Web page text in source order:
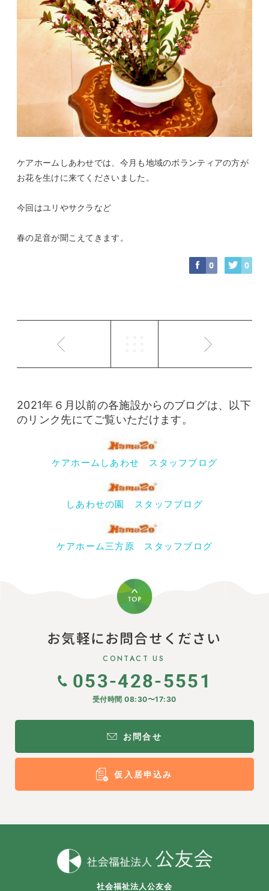
ケアホームしあわせでは、今月も地域のボランティアの方が
お花を生けに来てくださいました。
今回はユリやサクラなど
春の足音が聞こえてきます。
0 0
2021年６月以前の各施設からのブログは、以下
のリンク先にてご覧いただけます。
ケアホームしあわせ スタッフブログ
しあわせの園 スタッフブログ
ケアホーム三方原 スタッフブログ
お気軽にお問合せください
CONTACT US
053-428-5551
受付時間 08:30〜17:30
お問合せ
仮入居申込み
社会福祉法人公友会